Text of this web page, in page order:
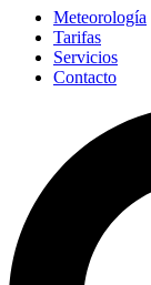
Meteorología
Tarifas
Servicios
Contacto